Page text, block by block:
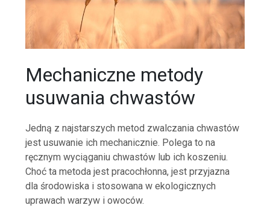
Mechaniczne metody
usuwania chwastów
Jedną z najstarszych metod zwalczania chwastów
jest usuwanie ich mechanicznie. Polega to na
ręcznym wyciąganiu chwastów lub ich koszeniu.
Choć ta metoda jest pracochłonna, jest przyjazna
dla środowiska i stosowana w ekologicznych
uprawach warzyw i owoców.